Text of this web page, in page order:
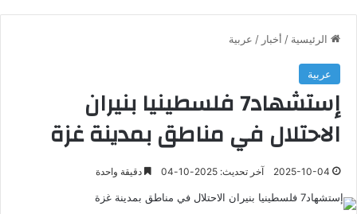
الرئيسية / أخبار / عربية
عربية
إستشهاد7 فلسطينيا بنيران
الاحتلال في مناطق بمدينة غزة
2025-10-04 آخر تحديث: 2025-10-04 دقيقة واحدة